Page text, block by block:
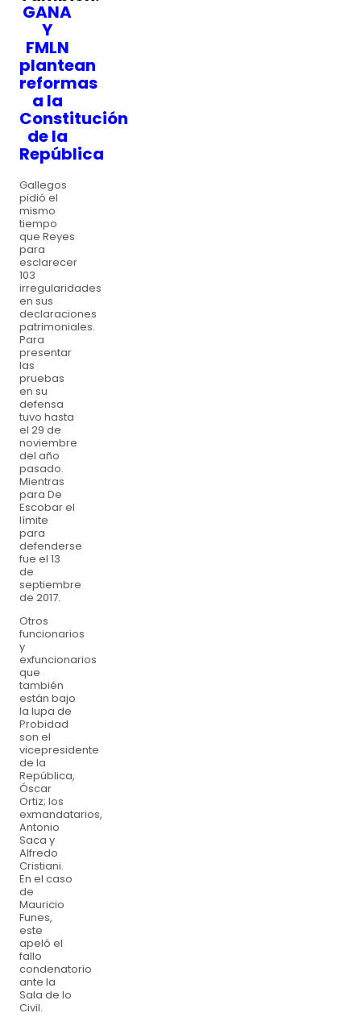
GANA
Y
FMLN
plantean
reformas
a la
Constitución
de la
República
Gallegos
pidió el
mismo
tiempo
que Reyes
para
esclarecer
103
irregularidades
en sus
declaraciones
patrimoniales.
Para
presentar
las
pruebas
en su
defensa
tuvo hasta
el 29 de
noviembre
del año
pasado.
Mientras
para De
Escobar el
límite
para
defenderse
fue el 13
de
septiembre
de 2017.
Otros
funcionarios
y
exfuncionarios
que
también
están bajo
la lupa de
Probidad
son el
vicepresidente
de la
República,
Óscar
Ortiz; los
exmandatarios,
Antonio
Saca y
Alfredo
Cristiani.
En el caso
de
Mauricio
Funes,
este
apeló el
fallo
condenatorio
ante la
Sala de lo
Civil.